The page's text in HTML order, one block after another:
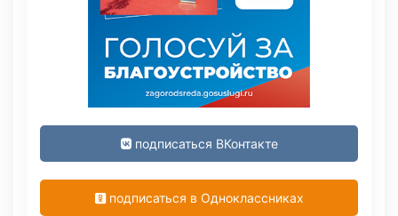
подписаться ВКонтакте
подписаться в Одноклассниках